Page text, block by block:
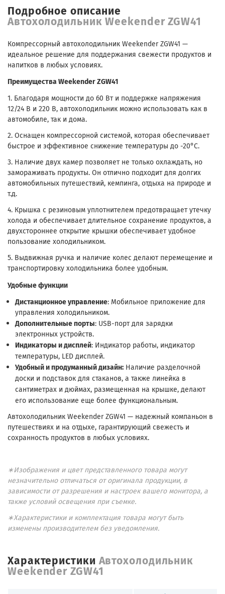
Подробное описание
Автохолодильник Weekender ZGW41
Компрессорный автохолодильник Weekender ZGW41 —
идеальное решение для поддержания свежести продуктов и
напитков в любых условиях.
Преимущества Weekender ZGW41
1. Благодаря мощности до 60 Вт и поддержке напряжения
12/24 В и 220 В, автохолодильник можно использовать как в
автомобиле, так и дома.
2. Оснащен компрессорной системой, которая обеспечивает
быстрое и эффективное снижение температуры до -20°C.
3. Наличие двух камер позволяет не только охлаждать, но
замораживать продукты. Он отлично подходит для долгих
автомобильных путешествий, кемпинга, отдыха на природе и
т.д.
4. Крышка с резиновым уплотнителем предотвращает утечку
холода и обеспечивает длительное сохранение продуктов, а
двухстороннее открытие крышки обеспечивает удобное
пользование холодильником.
5. Выдвижная ручка и наличие колес делают перемещение и
транспортировку холодильника более удобным.
Удобные функции
Дистанционное управление: Мобильное приложение для
управления холодильником.
Дополнительные порты: USB-порт для зарядки
электронных устройств.
Индикаторы и дисплей: Индикатор работы, индикатор
температуры, LED дисплей.
Удобный и продуманный дизайн: Наличие разделочной
доски и подставок для стаканов, а также линейка в
сантиметрах и дюймах, размещенная на крышке, делают
его использование еще более функциональным.
Автохолодильник Weekender ZGW41 — надежный компаньон в
путешествиях и на отдыхе, гарантирующий свежесть и
сохранность продуктов в любых условиях.
∗Изображения и цвет представленного товара могут
незначительно отличаться от оригинала продукции, в
зависимости от разрешения и настроек вашего монитора, а
также условий освещения при съемке.
∗Характеристики и комплектация товара могут быть
изменены производителем без уведомления.
Характеристики Автохолодильник
Weekender ZGW41